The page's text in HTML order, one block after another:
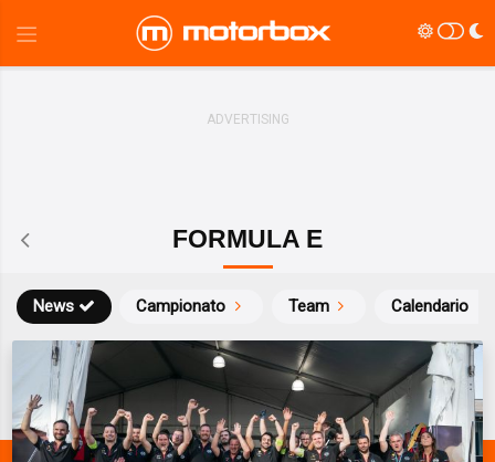
FORMULA E
News Campionato Team Calendario